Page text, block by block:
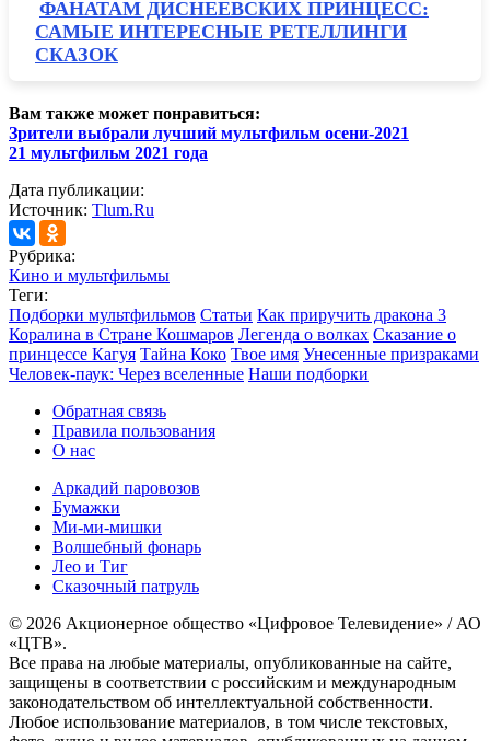
ФАНАТАМ ДИСНЕЕВСКИХ ПРИНЦЕСС:
САМЫЕ ИНТЕРЕСНЫЕ РЕТЕЛЛИНГИ
СКАЗОК
Вам также может понравиться:
Зрители выбрали лучший мультфильм осени-2021
21 мультфильм 2021 года
Дата публикации:
Источник: Tlum.Ru
Рубрика:
Кино и мультфильмы
Теги:
Подборки мультфильмов Статьи Как приручить дракона 3
Коралина в Стране Кошмаров Легенда о волках Сказание о
принцессе Кагуя Тайна Коко Твое имя Унесенные призраками
Человек-паук: Через вселенные Наши подборки
Обратная связь
Правила пользования
О нас
Аркадий паровозов
Бумажки
Ми-ми-мишки
Волшебный фонарь
Лео и Тиг
Сказочный патруль
© 2026 Акционерное общество «Цифровое Телевидение» / АО
«ЦТВ».
Все права на любые материалы, опубликованные на сайте,
защищены в соответствии с российским и международным
законодательством об интеллектуальной собственности.
Любое использование материалов, в том числе текстовых,